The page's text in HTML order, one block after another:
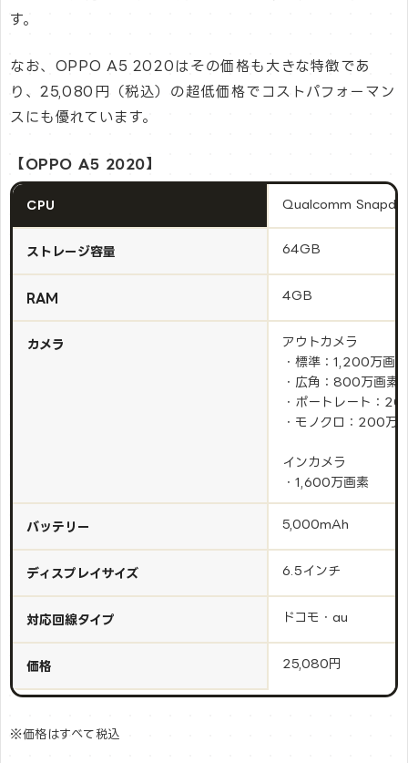
す。
なお、OPPO A5 2020はその価格も大きな特徴であ
り、25,080円（税込）の超低価格でコストパフォーマン
スにも優れています。
【OPPO A5 2020】
CPU Qualcomm
ストレージ容量 64GB
RAM 4GB
カメラ
アウトカメラ
・標準：1,200万画素
・広角：800万画素
・ポートレート：
・モノクロ：200万
インカメラ
・1,600万画素
バッテリー 5,000mAh
ディスプレイサイズ 6.5インチ
対応回線タイプ ドコモ・au
価格 25,080円
※価格はすべて税込